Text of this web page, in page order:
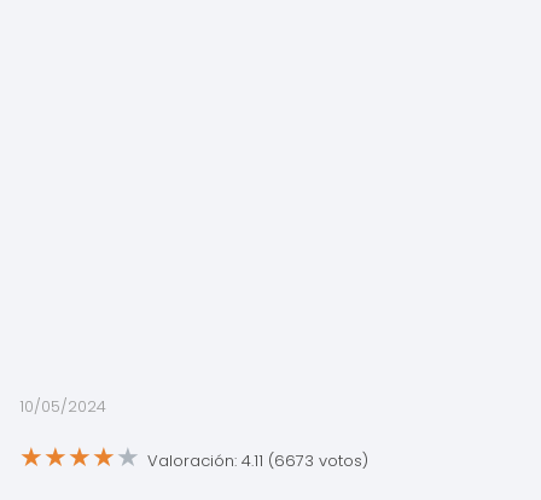
10/05/2024
★★★★★ Valoración: 4.11 (6673 votos)